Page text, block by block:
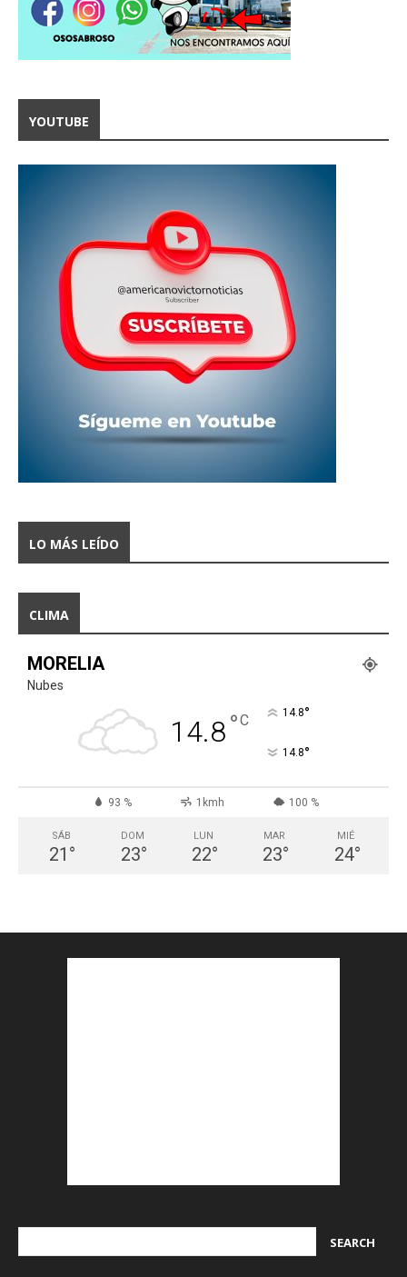
YOUTUBE
LO MÁS LEÍDO
CLIMA
MORELIA
Nubes
14.8°C 14.8°
14.8°
93 % 1kmh 100 %
SÁB
21 °
DOM
23°
LUN
22°
MAR
23°
MIÉ
24°